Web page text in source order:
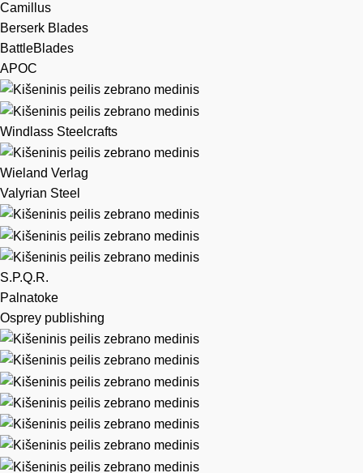
Camillus
Berserk Blades
BattleBlades
APOC
Windlass Steelcrafts
Wieland Verlag
Valyrian Steel
S.P.Q.R.
Palnatoke
Osprey publishing